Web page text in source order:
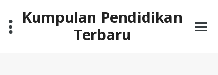
contentKumpulan Pendidikan
Terbaru